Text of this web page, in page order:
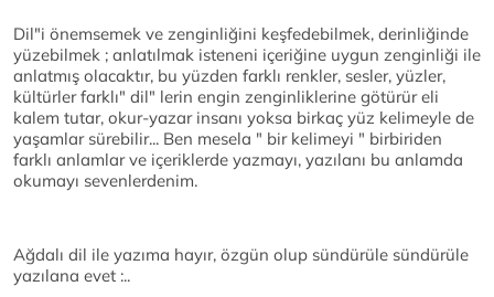
Dil"i önemsemek ve zenginliğini keşfedebilmek, derinliğinde
yüzebilmek ; anlatılmak isteneni içeriğine uygun zenginliği ile
anlatmış olacaktır, bu yüzden farklı renkler, sesler, yüzler,
kültürler farklı" dil" lerin engin zenginliklerine götürür eli
kalem tutar, okur-yazar insanı yoksa birkaç yüz kelimeyle de
yaşamlar sürebilir... Ben mesela " bir kelimeyi " birbiriden
farklı anlamlar ve içeriklerde yazmayı, yazılanı bu anlamda
okumayı sevenlerdenim.
Ağdalı dil ile yazıma hayır, özgün olup sündürüle sündürüle
yazılana evet :..